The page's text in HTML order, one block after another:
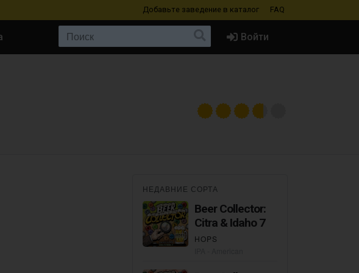
Добавьте заведение в каталог FAQ
Войти
НЕДАВНИЕ СОРТА
Beer Collector:
Citra & Idaho 7
HOPS